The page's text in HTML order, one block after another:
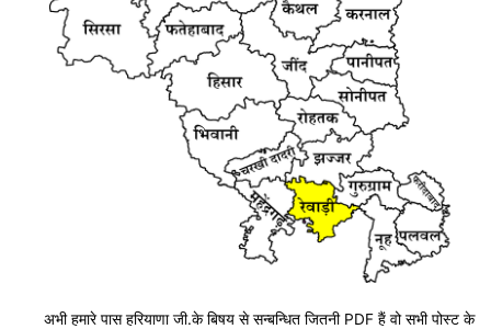
अभी हमारे पास हरियाणा जी.के बिषय से सन्बन्धित जितनी PDF हैं वो सभी पोस्ट के